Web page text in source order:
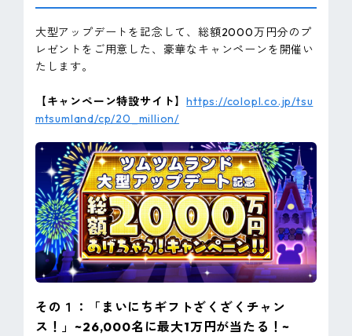
大型アップデートを記念して、総額2000万円分のプ
レゼントをご用意した、豪華なキャンペーンを開催い
たします。
【キャンペーン特設サイト】https://colopl.co.jp/tsu
mtsumland/cp/20_million/
その１：「まいにちギフトざくざくチャン
ス！」~26,000名に最大1万円が当たる！~